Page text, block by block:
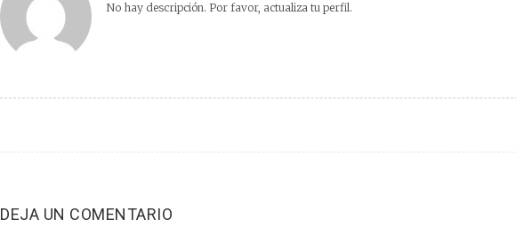
No hay descripción. Por favor, actualiza tu perfil.
DEJA UN COMENTARIO